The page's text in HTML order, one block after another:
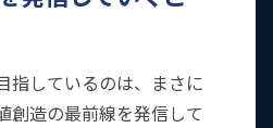
指しているのは、まさに
創造の最前線を発信して